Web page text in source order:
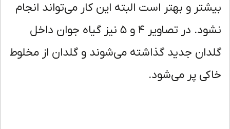
و بهتر است البته این کار می‌تواند انجام
نشود. در تصاویر ۴ و ۵ نیز گیاه جوان داخل
جدید گذاشته می‌شوند و گلدان از مخلوط
پر می‌شود.